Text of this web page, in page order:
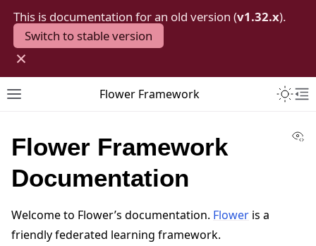
This is documentation for an old version (v1.32.x).
Switch to stable version
×
Toggle site navigation sidebar
Flower Framework
Flower Framework
Documentation
Welcome to Flower’s documentation. Flower is a
friendly federated learning framework.